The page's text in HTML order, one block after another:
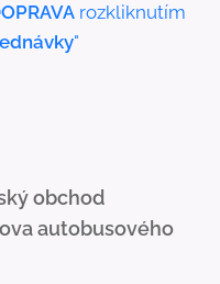
rozkliknutím
"
obchod
autobusového